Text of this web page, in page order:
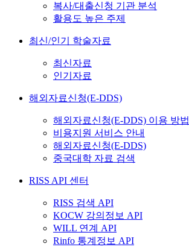
복사/대출신청 기관 분석
활용도 높은 주제
최신/인기 학술자료
최신자료
인기자료
해외자료신청(E-DDS)
해외자료신청(E-DDS) 이용 방법
비용지원 서비스 안내
해외자료신청(E-DDS)
중국대학 자료 검색
RISS API 센터
RISS 검색 API
KOCW 강의정보 API
WILL 연계 API
Rinfo 통계정보 API